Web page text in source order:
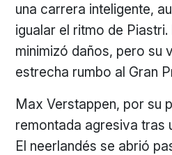
una carrera inteligente,
igualar el ritmo de Piastri.
minimizó daños, pero su
estrecha rumbo al Gran
Max Verstappen, por su
remontada agresiva tras
El neerlandés se abrió